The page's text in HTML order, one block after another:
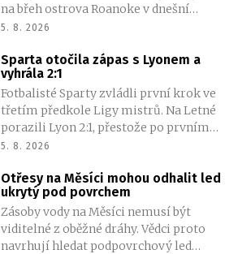
na břeh ostrova Roanoke v dnešní
Severní Karolíně, čekalo ho mrazivé
do Anglie pro zásoby, stále stála.
Palisáda byla neporušená, domy
nezmizely a nikde nebyly patrné
známky násilí. Jen 117 mužů, žen a dětí,
které zde zanechal, bylo beze stopy
pryč.
5. 8. 2026
Sparta otočila zápas s Lyonem a
vyhrála 2:1
Fotbalisté Sparty zvládli první krok ve
třetím předkole Ligy mistrů. Na Letné
porazili Lyon 2:1, přestože po prvním
poločase prohrávali vlastním gólem
Matěj Ryneš a John Mercado.
5. 8. 2026
Otřesy na Měsíci mohou odhalit led
ukrytý pod povrchem
Zásoby vody na Měsíci nemusí být
viditelné z oběžné dráhy. Vědci proto
navrhují hledat podpovrchový led